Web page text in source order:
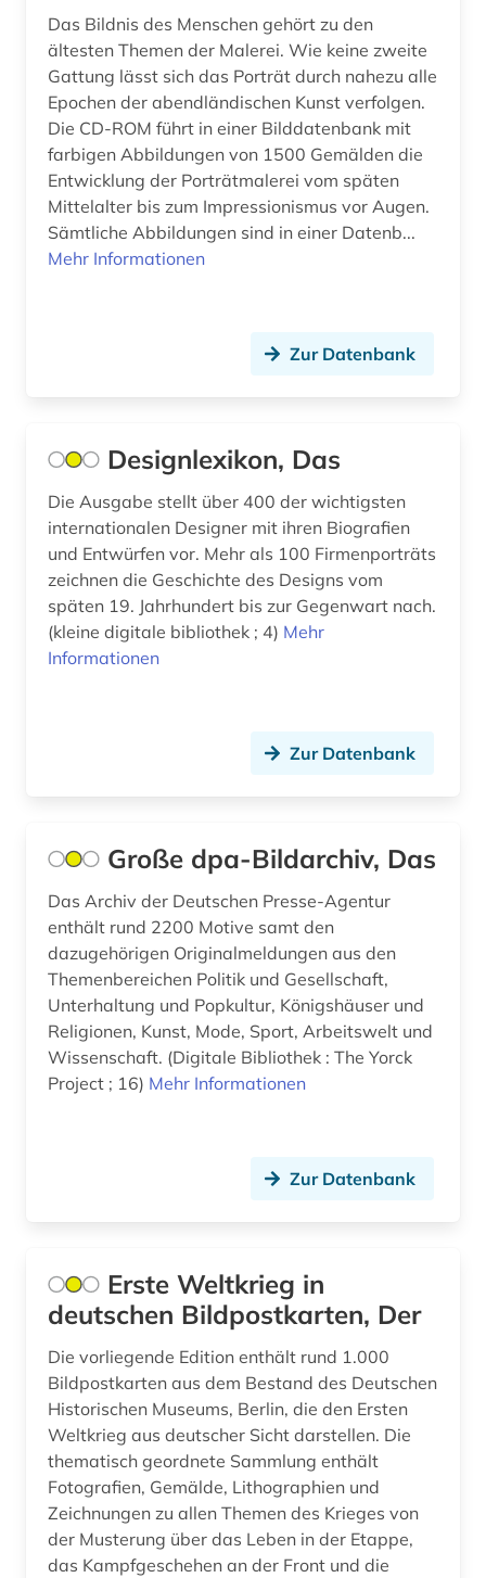
christliche mission (1)
chronik (2)
coleoptera (1)
comic (2)
computeranimation (1)
computerkunst (1)
côte divoire (1)
dahlbergh, erik jönsson | offizier; architekt;
zeichner; kartograf; historiker; beamter;
generalgouverneur (2)
darmstadt (1)
deckenmalerei (2)
dehio, georg | kunsthistoriker; hochschullehrer;
historiker; maler; zeichner (1)
dehio-handbuch (1)
dekorative kunst (1)
demotisch (1)
depotfund (1)
dermatologie (2)
designer (1)
designerin (1)
Das Bildnis des Menschen gehört zu den
ältesten Themen der Malerei. Wie keine zweite
Gattung lässt sich das Porträt durch nahezu alle
Epochen der abendländischen Kunst verfolgen.
Die CD-ROM führt in einer Bilddatenbank mit
farbigen Abbildungen von 1500 Gemälden die
Entwicklung der Porträtmalerei vom späten
Mittelalter bis zum Impressionismus vor Augen.
Sämtliche Abbildungen sind in einer Datenb...
Mehr Informationen
Zur Datenbank
Designlexikon, Das
Die Ausgabe stellt über 400 der wichtigsten
internationalen Designer mit ihren Biografien
und Entwürfen vor. Mehr als 100 Firmenporträts
zeichnen die Geschichte des Designs vom
späten 19. Jahrhundert bis zur Gegenwart nach.
(kleine digitale bibliothek ; 4) Mehr
Informationen
Zur Datenbank
Große dpa-Bildarchiv, Das
Das Archiv der Deutschen Presse-Agentur
enthält rund 2200 Motive samt den
dazugehörigen Originalmeldungen aus den
Themenbereichen Politik und Gesellschaft,
Unterhaltung und Popkultur, Königshäuser und
Religionen, Kunst, Mode, Sport, Arbeitswelt und
Wissenschaft. (Digitale Bibliothek : The Yorck
Project ; 16) Mehr Informationen
Zur Datenbank
Erste Weltkrieg in
deutschen Bildpostkarten, Der
Die vorliegende Edition enthält rund 1.000
Bildpostkarten aus dem Bestand des Deutschen
Historischen Museums, Berlin, die den Ersten
Weltkrieg aus deutscher Sicht darstellen. Die
thematisch geordnete Sammlung enthält
Fotografien, Gemälde, Lithographien und
Zeichnungen zu allen Themen des Krieges von
der Musterung über das Leben in der Etappe,
das Kampfgeschehen an der Front und die